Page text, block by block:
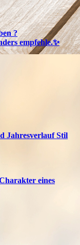
?
empfehle.✨
Jahresverlauf Stil
eines